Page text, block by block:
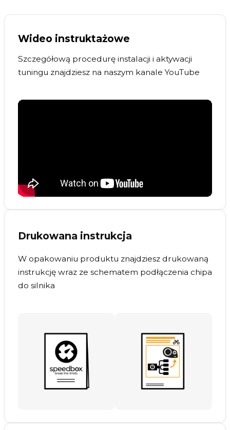
Wideo instruktażowe
Szczegółową procedurę instalacji i aktywacji
tuningu znajdziesz na naszym kanale YouTube
Drukowana instrukcja
W opakowaniu produktu znajdziesz drukowaną
instrukcję wraz ze schematem podłączenia chipa
do silnika